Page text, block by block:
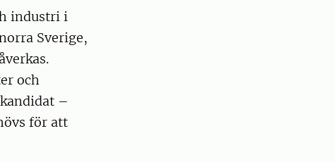
industri i
Sverige,
och
–
för att